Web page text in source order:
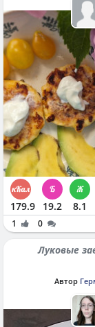
179.9 19.2 8.1
1 0
Луковые
Автор